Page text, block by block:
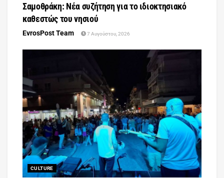
Σαμοθράκη: Νέα συζήτηση για το ιδιοκτησιακό
καθεστώς του νησιού
EvrosPost Team 7 Αυγούστου, 2026
CULTURE